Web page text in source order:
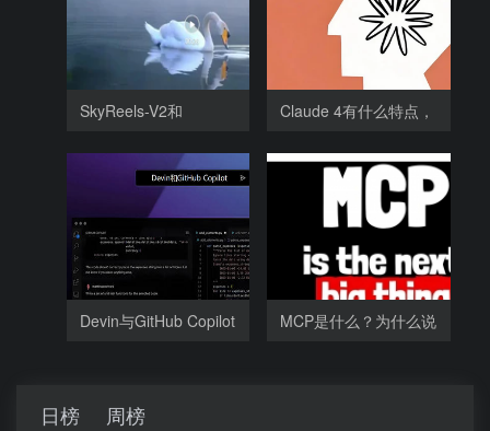
SkyReels-V2和
Claude 4有什么特点，
Devin与GitHub Copilot
MCP是什么？为什么说
日榜 周榜